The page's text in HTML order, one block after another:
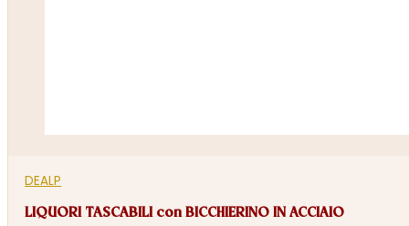
DEALP
LIQUORI TASCABILI con BICCHIERINO IN ACCIAIO